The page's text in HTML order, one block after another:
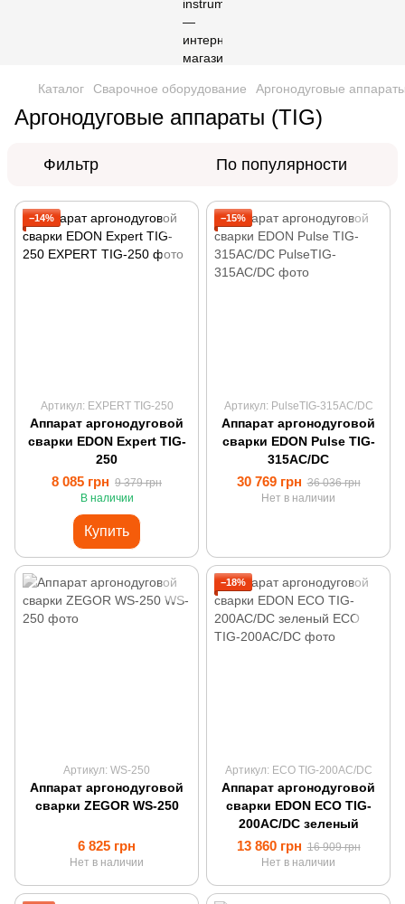
Каталог Сварочное оборудование Аргонодуговые
Аргонодуговые аппараты (TIG)
Фильтр По популярности
−14%
Артикул: EXPERT TIG-250
Аппарат аргонодуговой
сварки EDON Expert TIG-
250
8 085 грн 9 379 грн
В наличии
Купить
−15%
Артикул: PulseTIG-315AC/DC
Аппарат аргонодуговой
сварки EDON Pulse TIG-
315AC/DC
30 769 грн 36 036 грн
Нет в наличии
Артикул: WS-250
Аппарат аргонодуговой
сварки ZEGOR WS-250
6 825 грн
Нет в наличии
−18%
Артикул: ECO TIG-200AC/DC
Аппарат аргонодуговой
сварки EDON ECO TIG-
200AC/DC зеленый
13 860 грн 16 909 грн
Нет в наличии